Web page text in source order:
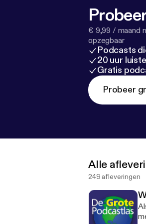
de podcast
deshow.nl/
pubquiz als
info@grotepodcastlas.nl. Volgende week reizen
€ 9,99 / maand
opzegbaar
Podcasts
20 uur
Gratis
Probeer
Alle
249 afleveringen